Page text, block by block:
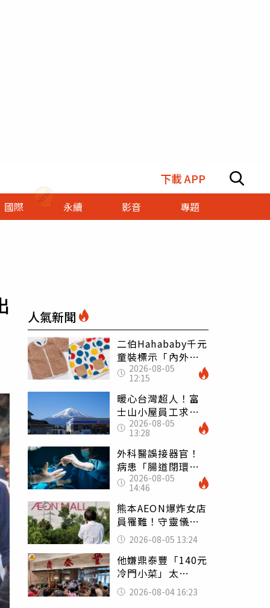
下載 APP
國際 永續 影音 專題
人氣新聞
二伯Hahababy千元
童裝標示「內外層
皆純棉」 SGS檢
測證明：內裡100%
聚酯纖維
2026-08-05
12:15
暖心台灣超人！富
士山小屋員工求助
「想活下去」 山
友狂背物資上山：
台灣真的是寶島
2026-08-05
13:28
外科醫誤接器官！
病患「腸道閉環」
無法排便險死 同
行看傻：糟糕至極
2026-08-05
14:46
熊本AEON爆炸女店
員罹難！守靈儀式
擺純白婚紗 「妻
已不在身邊」他淚
喊：無法想像
2026-08-05 13:24
他嫌鼎泰豐「140元
冷門小菜」太
貴！ 老饕卻狂推
神調味：自己做不
2026-08-04 16:23